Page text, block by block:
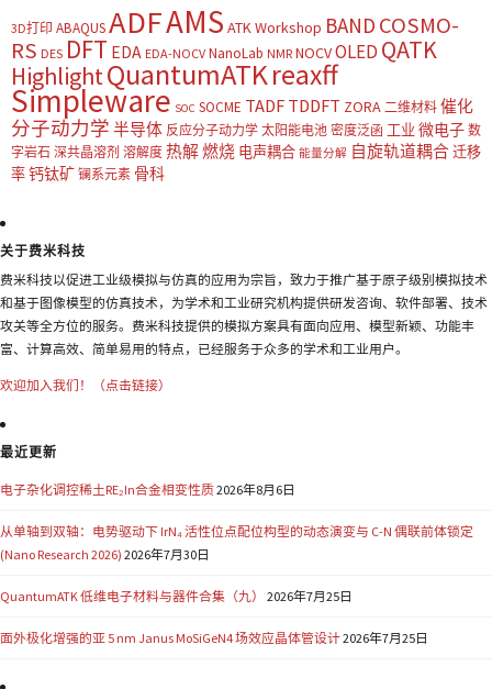
3D打印 ABAQUSADFAMS ATK Workshop BAND COSMO-
RS DES DFT EDA EDA-NOCV NanoLab NMR NOCVOLED QATK
HighlightQuantumATKreaxff
Simpleware SOC SOCME TADF TDDFT ZORA 二维材料 催化
分子动力学 半导体 反应分子动力学 太阳能电池 密度泛函 工业微电子 数
字岩石 深共晶溶剂 溶解度 热解燃烧 电声耦合 能量分解 自旋轨道耦合迁移
率钙钛矿 镧系元素 骨科
关于费米科技
费米科技以促进工业级模拟与仿真的应用为宗旨，致力于推广基于原子级别模拟技术
和基于图像模型的仿真技术，为学术和工业研究机构提供研发咨询、软件部署、技术
攻关等全方位的服务。费米科技提供的模拟方案具有面向应用、模型新颖、功能丰
富、计算高效、简单易用的特点，已经服务于众多的学术和工业用户。
欢迎加入我们！（点击链接）
最近更新
电子杂化调控稀土RE₂In合金相变性质2026年8月6日
从单轴到双轴：电势驱动下 IrN₄ 活性位点配位构型的动态演变与 C-N 偶联前体锁定
(Nano Research 2026) 2026年7月30日
QuantumATK 低维电子材料与器件合集（九） 2026年7月25日
面外极化增强的亚 5 nm Janus MoSiGeN4 场效应晶体管设计2026年7月25日